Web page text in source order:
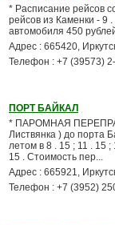
* Расписание рейсов
рейсов из Каменки - 9
автомобиля 450
Адрес : 665420,
Телефон : +7 (39573)
ПОРТ БАЙКАЛ
* ПАРОМНАЯ
Листвянка ) до порта
летом в 8 . 15 ; 11 . 15
15 . Стоимость пер...
Адрес : 665921,
Телефон : +7 (3952)